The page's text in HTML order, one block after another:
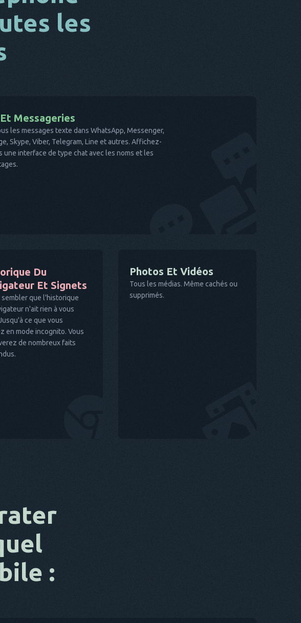
les
Messageries
les messages texte dans WhatsApp, Messenger,
Skype, Viber, Telegram, Line et autres. Affichez-
une interface de type chat avec les noms et les
Du
Et Signets
sembler que l'historique
n'ait rien à vous
ce que vous
en mode incognito. Vous
de nombreux faits
Photos Et Vidéos
Tous les médias. Même cachés ou
supprimés.
: